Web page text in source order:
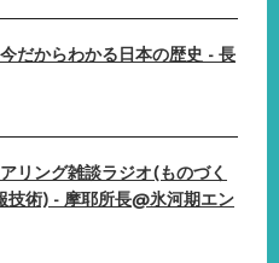
今だからわかる日本の歴史 - 長
リング雑談ラジオ(ものづく
技術) - 摩耶所長@氷河期エン